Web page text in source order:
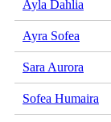
Ayla Dahlia
Ayra Sofea
Sara Aurora
Sofea Humaira